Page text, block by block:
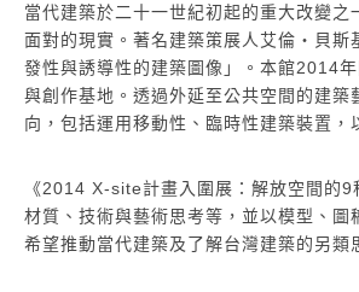
當代建築於二十一世紀初起的重大改變
面對的現實。著名建築策展人艾倫‧貝斯
發性與誘導性的建築圖像」。本館2014
與創作基地。透過外延至公共空間的建
向，包括運用移動性、臨時性建築裝置
《2014 X-site計畫入圍展：解放空間的
材質、技術與藝術思考等，並以模型、
希望推動當代建築及了解台灣建築的另類